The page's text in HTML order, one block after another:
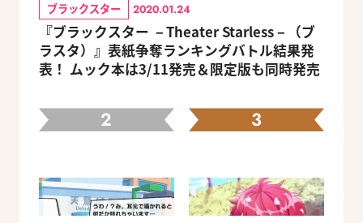
ブラックスター 2020.01.24
『ブラックスター －Theater Starless－（ブ
ラスタ）』表紙争奪ランキングバトル結果発
表！ ムック本は3/11発売＆限定版も同時発売
2 3